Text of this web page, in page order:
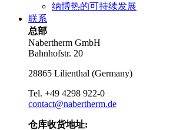
纳博热的可持续发展
联系
总部
Nabertherm GmbH
Bahnhofstr. 20
28865 Lilienthal (Germany)
Tel. +49 4298 922-0
contact@nabertherm.de
仓库收货地址: